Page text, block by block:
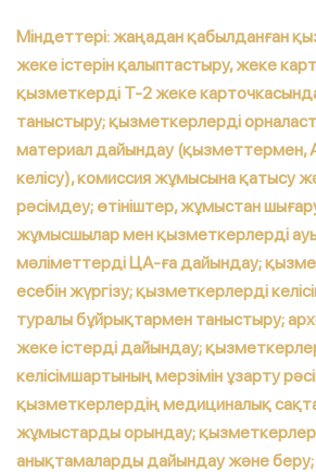
Міндеттері: жаңадан қабылданған
жеке істерін қалыптастыру, жеке
қызметкерді Т-2 жеке
таныстыру; қызметкерлерді
материал дайындау (қызметтермен,
келісу), комиссия жұмысына қатысу
рәсімдеу; өтініштер, жұмыстан
жұмысшылар мен қызметкерлерді
мәліметтерді ЦА-ға дайындау;
есебін жүргізу; қызметкерлерді
туралы бұйрықтармен таныстыру;
жеке істерді дайындау;
келісімшартының мерзімін ұзарту
қызметкерлердің медициналық
жұмыстарды орындау;
анықтамаларды дайындау және